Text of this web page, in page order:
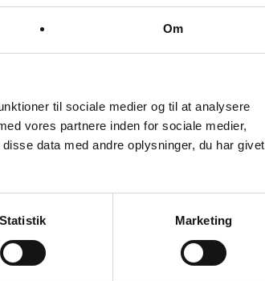
Om
til sociale medier og til at analysere
vores partnere inden for sociale medier,
data med andre oplysninger, du har givet
Statistik Marketing